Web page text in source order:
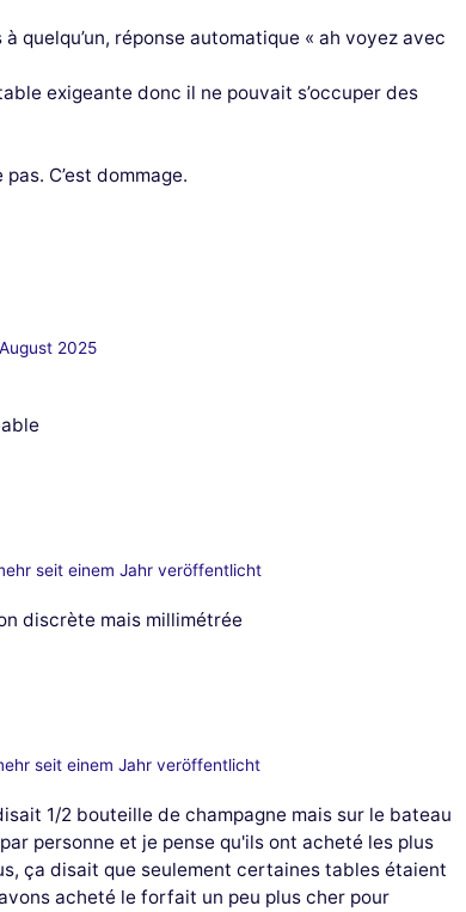
quelqu’un, réponse automatique « ah voyez avec
exigeante donc il ne pouvait s’occuper des
pas. C’est dommage.
2025
seit einem Jahr veröffentlicht
discrète mais millimétrée
seit einem Jahr veröffentlicht
1/2 bouteille de champagne mais sur le bateau
personne et je pense qu'ils ont acheté les plus
ça disait que seulement certaines tables étaient
acheté le forfait un peu plus cher pour